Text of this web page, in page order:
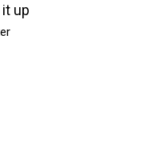
up